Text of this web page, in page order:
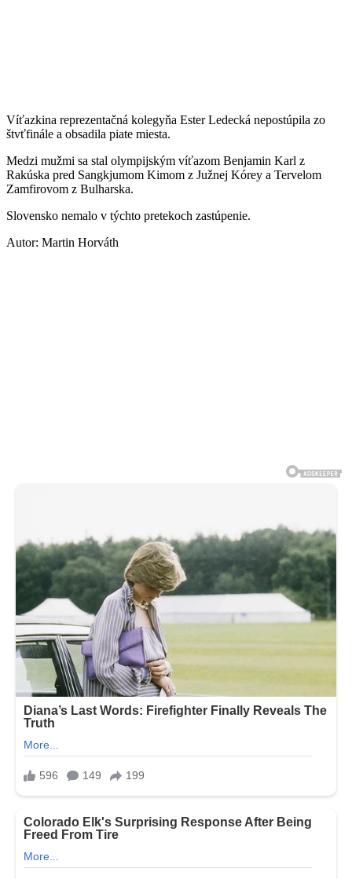
Víťazkina reprezentačná kolegyňa Ester Ledecká nepostúpila zo
štvťfinále a obsadila piate miesta.
Medzi mužmi sa stal olympijským víťazom Benjamin Karl z
Rakúska pred Sangkjumom Kimom z Južnej Kórey a Tervelom
Zamfirovom z Bulharska.
Slovensko nemalo v týchto pretekoch zastúpenie.
Autor: Martin Horváth